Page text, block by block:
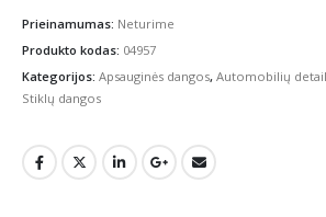
Prieinamumas: Neturime
Produkto kodas: 04957
Kategorijos: Apsauginės dangos, Automobilių
Stiklų dangos